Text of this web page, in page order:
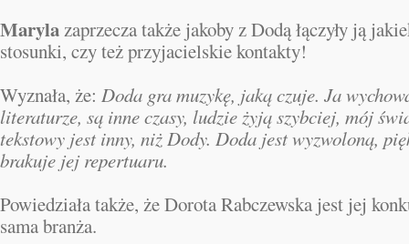
Marylazaprzecza także jakoby z Dodą łączyły ją
stosunki, czy też przyjacielskie kontakty!
Wyznała, że: Doda gra muzykę, jaką czuje. Ja
literaturze, są inne czasy, ludzie żyją szybciej, mój
tekstowy jest inny, niż Dody. Doda jest wyzwoloną,
brakuje jej repertuaru.
Powiedziała także, że Dorota Rabczewska jest jej
sama branża.